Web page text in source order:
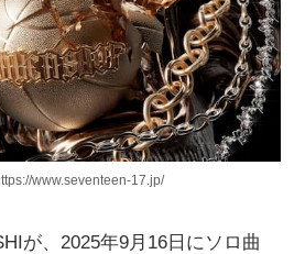
www.seventeen-17.jp/
が、2025年9月16日にソロ曲